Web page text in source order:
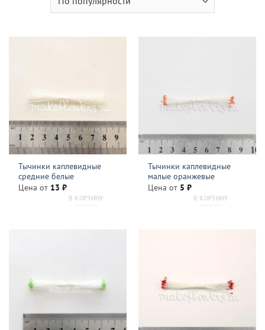
Тычинки каплевидные
средние белые
Цена от 13₽
В КОРЗИНУ
Тычинки каплевидные
малые оранжевые
Цена от 5₽
В КОРЗИНУ